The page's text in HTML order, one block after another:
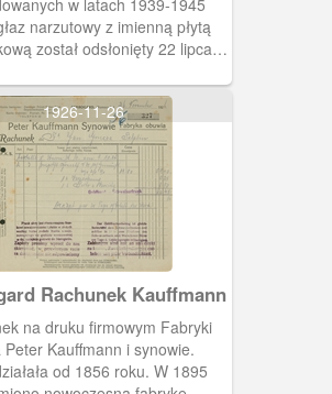
narzutowy z imienną płytą
odsłonięty 22 lipca
1926-11-26
Rachunek Kauffmann
na druku firmowym Fabryki
Peter Kauffmann i synowie.
od 1856 roku. W 1895